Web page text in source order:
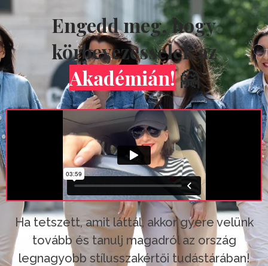
Engedd meg, hogy
körbevezesselek az
Akadémián!🤗
Ha tetszett, amit láttál, akkor gyere velünk
tovább és tanulj magadról az ország
legnagyobb stílusszakértői tudástárában!